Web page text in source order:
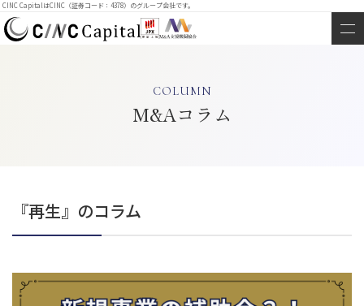
CINC CapitalはCINC（証券コード：4378）のグループ会社です。
COLUMN
M&Aコラム
『再生』のコラム